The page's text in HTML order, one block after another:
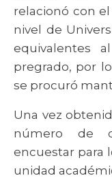
relacionó con
nivel de
equivalentes
pregrado, por
se procuró
Una vez
número de
encuestar para
unidad